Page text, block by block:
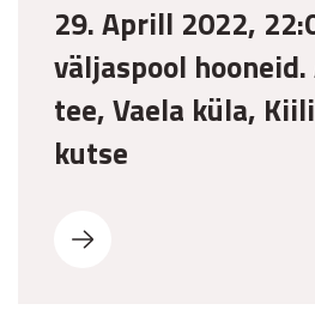
29. Aprill 2022,
väljaspool
tee, Vaela küla,
kutse